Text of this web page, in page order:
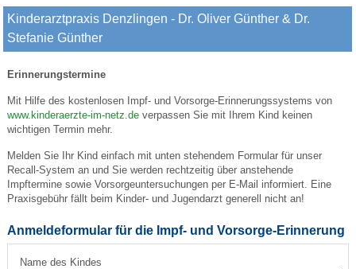
Kinderarztpraxis Denzlingen - Dr. Oliver Günther & Dr.
Stefanie Günther
Erinnerungstermine
Mit Hilfe des kostenlosen Impf- und Vorsorge-Erinnerungssystems von
www.kinderaerzte-im-netz.deverpassen Sie mit Ihrem Kind keinen
wichtigen Termin mehr.
Melden Sie Ihr Kind einfach mit unten stehendem Formular für unser
Recall-System an und Sie werden rechtzeitig über anstehende
Impftermine sowie Vorsorgeuntersuchungen per E-Mail informiert. Eine
Praxisgebühr fällt beim Kinder- und Jugendarzt generell nicht an!
Anmeldeformular für die Impf- und Vorsorge-Erinnerung
Name des Kindes